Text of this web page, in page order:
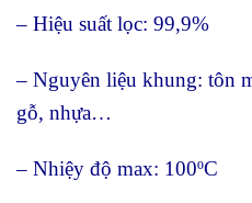
– Hiệu suất lọc: 99,9%
– Nguyên liệu khung: tôn
gỗ, nhựa…
– Nhiệy độ max: 100ºC